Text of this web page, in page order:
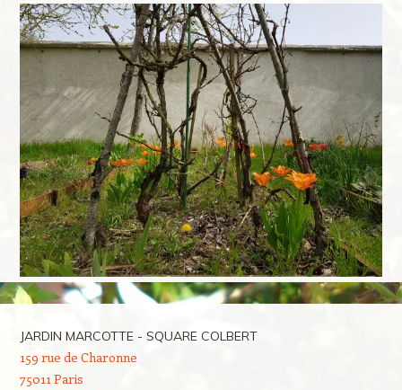
JARDIN MARCOTTE - SQUARE COLBERT
159 rue de Charonne
75011 Paris